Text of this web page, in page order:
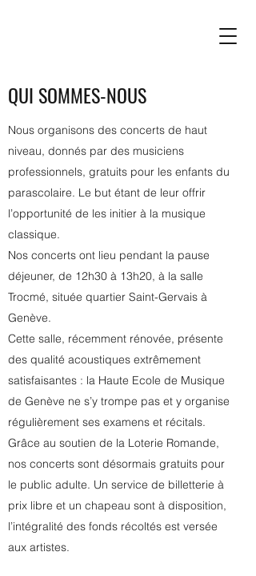
QUI SOMMES-NOUS
Nous organisons des concerts de haut
niveau, donnés par des musiciens
professionnels, gratuits pour les enfants du
parascolaire. Le but étant de leur offrir
l’opportunité de les initier à la musique
classique.
Nos concerts ont lieu pendant la pause
déjeuner, de 12h30 à 13h20, à la salle
Trocmé, située quartier Saint-Gervais à
Genève.
Cette salle, récemment rénovée, présente
des qualité acoustiques extrêmement
satisfaisantes : la Haute Ecole de Musique
de Genève ne s’y trompe pas et y organise
régulièrement ses examens et récitals.
Grâce au soutien de la Loterie Romande,
nos concerts sont désormais gratuits pour
le public adulte. Un service de billetterie à
prix libre et un chapeau sont à disposition,
l’intégralité des fonds récoltés est versée
aux artistes.